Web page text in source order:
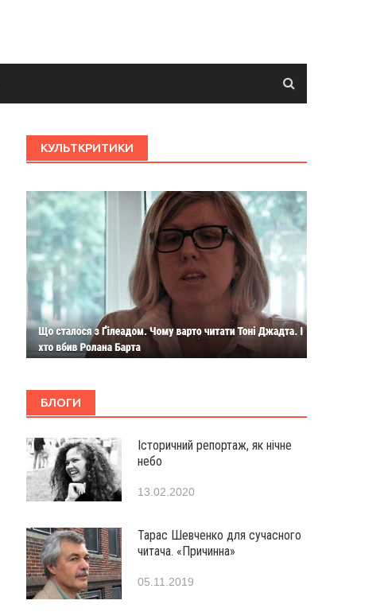
КУЛЬТКРИТИКИ
БЛОГИ
Історичний репортаж, як нічне
небо
13.02.2020
Тарас Шевченко для сучасного
читача. «Причинна»
05.11.2019